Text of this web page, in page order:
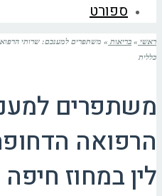
ספורט
ראשי » בריאות » משתפרים למענכם: שרותי
כללית
משתפרים
הרפואה
לין במחוז